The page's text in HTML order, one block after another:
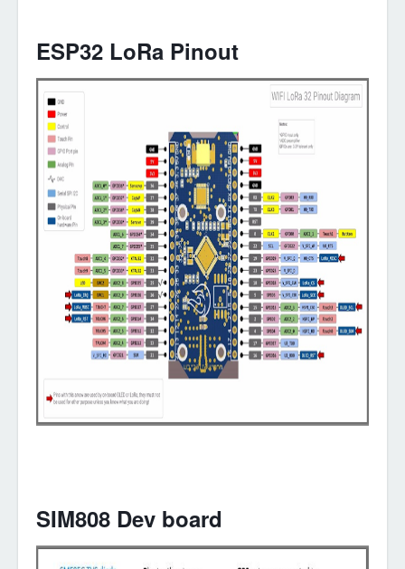
ESP32 LoRa Pinout
SIM808 Dev board